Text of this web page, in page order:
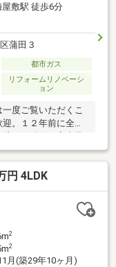
敷駅 徒歩6分
蒲田３
都市ガス
リフォームリノベーシ
ョン
度ご覧いただくこ
。１２年前に全室
お住みいただけま
がら、落ち着いた
のバランスを取り
、収納部屋など家
、軽自動車１台＋自
ろん、趣味部屋や在
応できます。現地
円 4LDK
2
2
月(築29年10ヶ月)